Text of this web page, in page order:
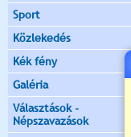
Sport
Közlekedés
Kék fény
Galéria
Választások -
Népszavazások